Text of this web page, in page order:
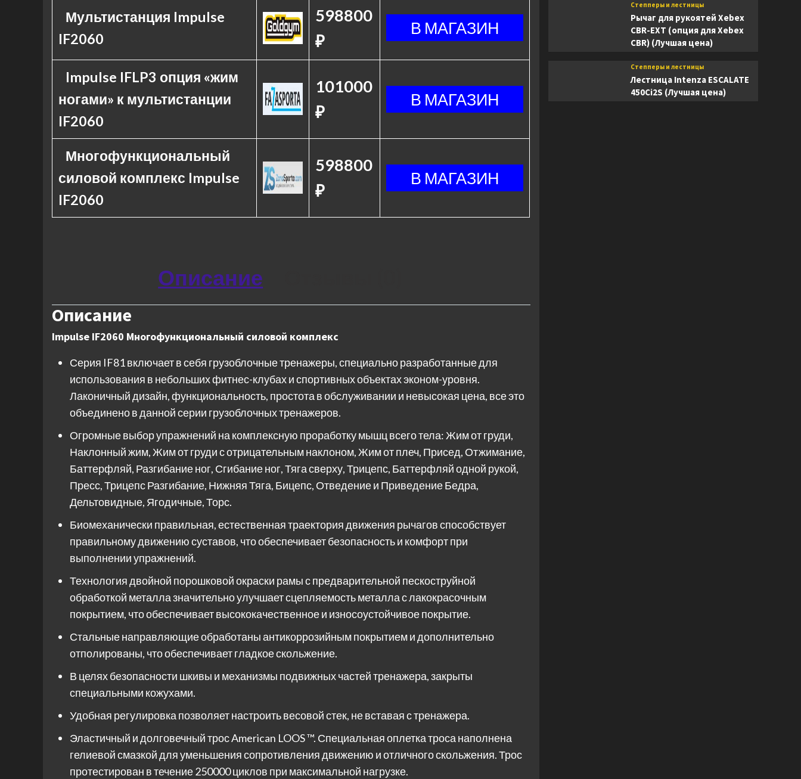
Мультистанция Impulse
IF2060
598800
₽
Impulse IFLP3 опция «жим
ногами» к мультистанции
IF2060
101000
₽
Многофункциональный
силовой комплекс Impulse
IF2060
598800
₽
Описание
Описание
Impulse IF2060 Многофункциональный силовой комплекс
Серия IF81 включает в себя грузоблочные тренажеры, специально разработанные для
использования в небольших фитнес-клубах и спортивных объектах эконом-уровня.
Лаконичный дизайн, функциональность, простота в обслуживании и невысокая цена, все это
объединено в данной серии грузоблочных тренажеров.
Огромные выбор упражнений на комплексную проработку мышц всего тела: Жим от груди,
Наклонный жим, Жим от груди с отрицательным наклоном, Жим от плеч, Присед, Отжимание,
Баттерфляй, Разгибание ног, Сгибание ног, Тяга сверху, Трицепс, Баттерфляй одной рукой,
Пресс, Трицепс Разгибание, Нижняя Тяга, Бицепс, Отведение и Приведение Бедра,
Дельтовидные, Ягодичные, Торс.
Биомеханически правильная, естественная траектория движения рычагов способствует
правильному движению суставов, что обеспечивает безопасность и комфорт при
выполнении упражнений.
Технология двойной порошковой окраски рамы с предварительной пескоструйной
обработкой металла значительно улучшает сцепляемость металла с лакокрасочным
покрытием, что обеспечивает высококачественное и износоустойчивое покрытие.
Стальные направляющие обработаны антикоррозийным покрытием и дополнительно
отполированы, что обеспечивает гладкое скольжение.
В целях безопасности шкивы и механизмы подвижных частей тренажера, закрыты
специальными кожухами.
Удобная регулировка позволяет настроить весовой стек, не вставая с тренажера.
Эластичный и долговечный трос American LOOS ™. Специальная оплетка троса наполнена
гелиевой смазкой для уменьшения сопротивления движению и отличного скольжения. Трос
протестирован в течение 250000 циклов при максимальной нагрузке.
Степперы и лестницы
Рычаг для рукоятей Xebex
CBR-EXT (опция для Xebex
CBR) (Лучшая цена)
Степперы и лестницы
Лестница Intenza ESCALATE
450Ci2S (Лучшая цена)